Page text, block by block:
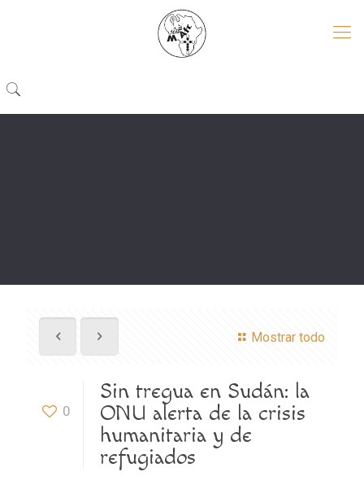
Mostrar todo
0
Sin tregua en Sudán: la
ONU alerta de la crisis
humanitaria y de
refugiados